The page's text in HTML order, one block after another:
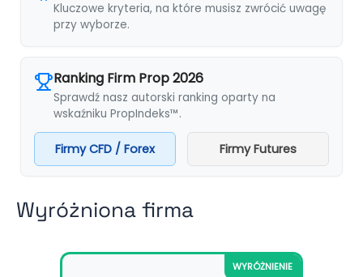
Kluczowe kryteria, na które musisz zwrócić uwagę
przy wyborze.
Ranking Firm Prop 2026
Sprawdź nasz autorski ranking oparty na
wskaźniku PropIndeks™.
Firmy CFD / Forex Firmy Futures
Wyróżniona firma
WYRÓŻNIENIE